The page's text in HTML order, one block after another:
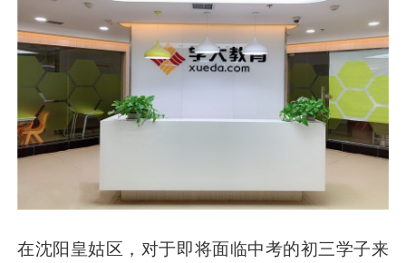
在沈阳皇姑区，对于即将面临中考的初三学子来